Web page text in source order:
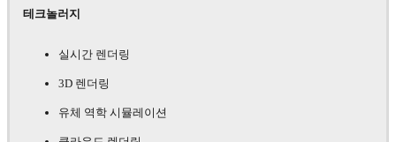
테크놀러지
실시간 렌더링
3D 렌더링
유체 역학 시뮬레이션